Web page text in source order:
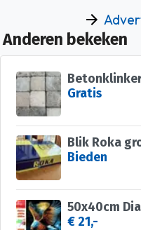
Anderen bekeken
Gratis
Bieden
€ 21,-